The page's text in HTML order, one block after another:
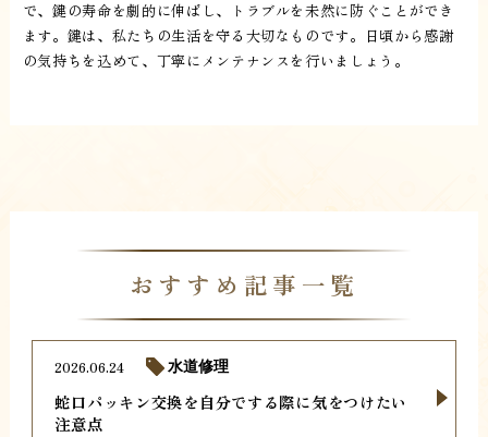
で、鍵の寿命を劇的に伸ばし、トラブルを未然に防ぐことができ
ます。鍵は、私たちの生活を守る大切なものです。日頃から感謝
の気持ちを込めて、丁寧にメンテナンスを行いましょう。
おすすめ記事一覧
蛇口パッキン交換を自分でする際に気をつけたい
注意点
2026.06.24 水道修理